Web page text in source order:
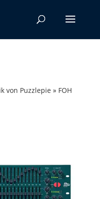
von Puzzlepie FOH